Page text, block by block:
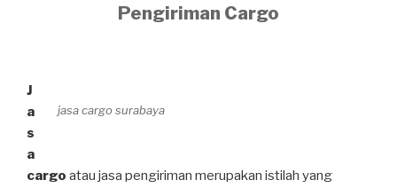
Pengiriman Cargo
jasa cargo surabaya
J
a
s
a
cargo atau jasa pengiriman merupakan istilah yang